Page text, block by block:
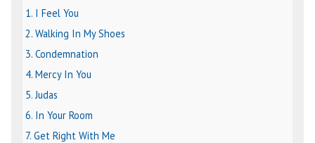
1. I Feel You
2. Walking In My Shoes
3. Condemnation
4. Mercy In You
5. Judas
6. In Your Room
7. Get Right With Me